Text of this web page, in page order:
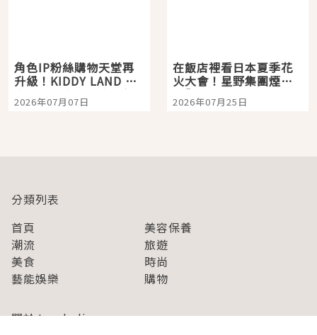
角色IP粉絲購物天堂再
升級！KIDDY LAND 原
宿店吉伊卡哇迎客，新
開幕 OMOKADO 店3分
2026年07月07日
在飯店裡看日本夏季花
火大會！星野集團煙火
景觀飯店6選，讓你不用
人擠人悠閒欣賞
2026年07月25日
分類列表
首頁
美容保養
潮流
旅遊
美食
時尚
藝能娛樂
購物
關於Japaholic